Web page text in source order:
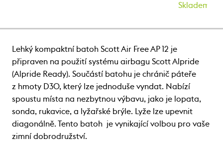
Skladem
Lehký kompaktní batoh Scott Air Free AP 12 je
připraven na použití systému airbagu Scott Alpride
(Alpride Ready). Součástí batohu je chránič páteře
z hmoty D3O, který lze jednoduše vyndat. Nabízí
spoustu místa na nezbytnou výbavu, jako je lopata,
sonda, rukavice, a lyžařské brýle. Lyže lze upevnit
diagonálně. Tento batoh je vynikající volbou pro vaše
zimní dobrodružství.